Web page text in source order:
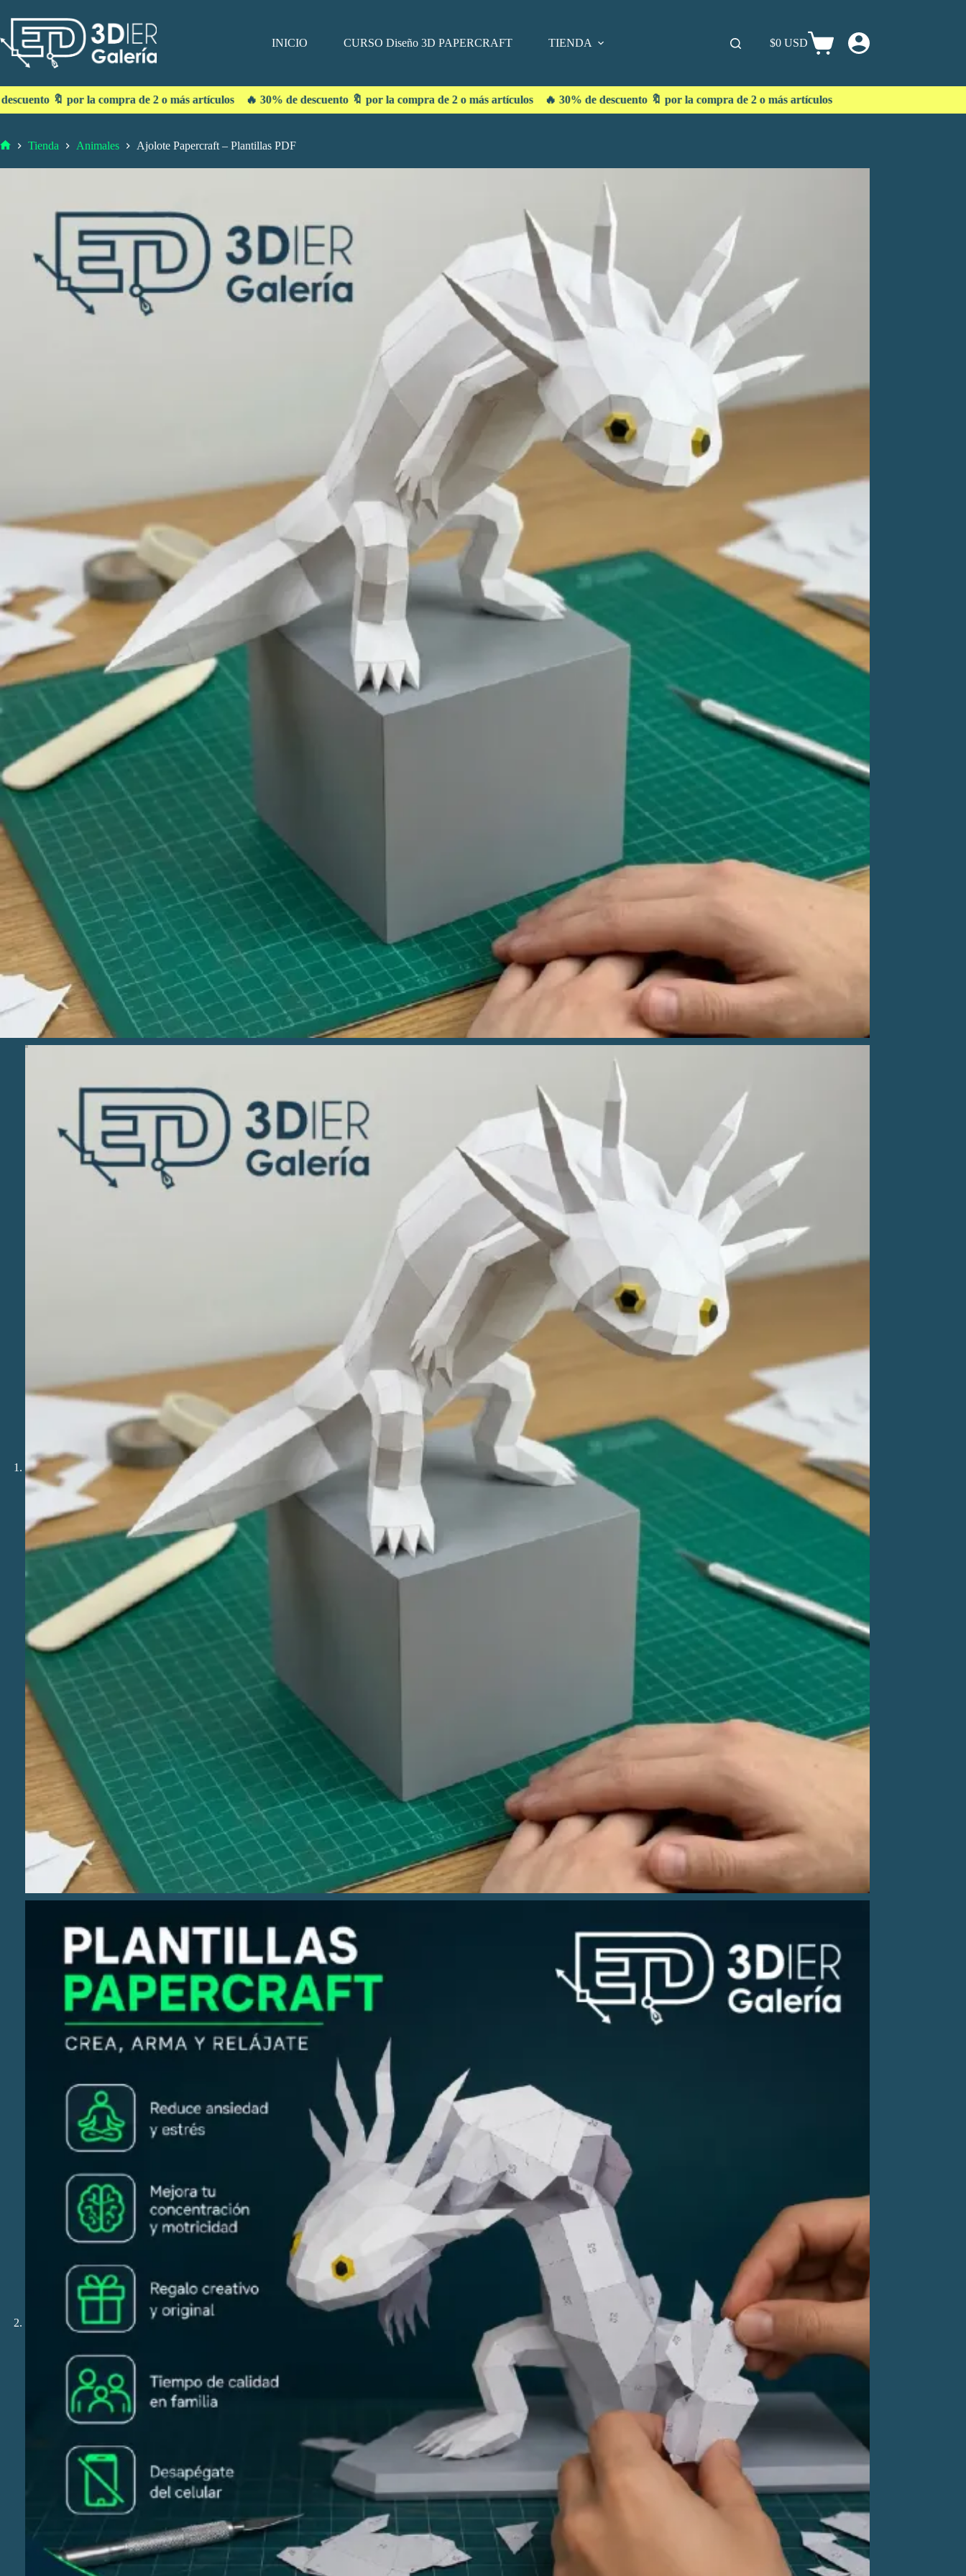
INICIO CURSO Diseño 3D PAPERCRAFT TIENDA $0 USD
compra de 2 o más artículos 🔥 30% de descuento 🔖 por la compra de 2 o más artículos 🔥 30% de descuento 🔖 por la compra de 2 o más artículos
Tienda Animales Ajolote Papercraft – Plantillas PDF